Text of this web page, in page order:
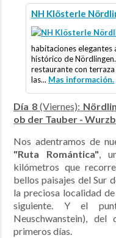
NH Klösterle
habitaciones elegantes
histórico de
restaurante con
las... Mas información.
Día 8(Viernes):
ob der Tauber -
Nos adentramos de
"Ruta Romántica",
kilómetros que
bellos paisajes del Sur
la preciosa localidad
siguiente. Y el
Neuschwanstein),
primeros días.